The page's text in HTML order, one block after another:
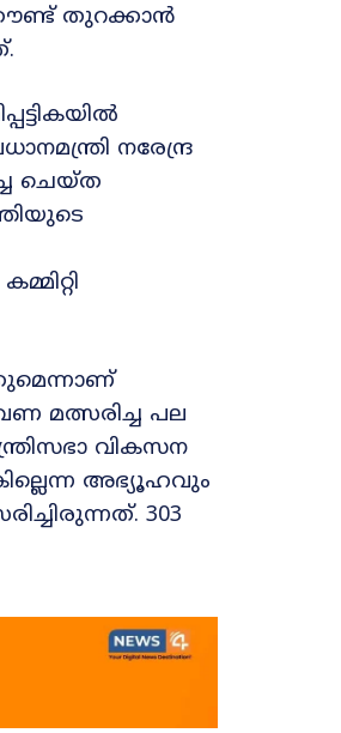
തുറക്കാൻ
നരേന്ദ്ര
ചെയ്ത
മത്സരിച്ച പല
വികസന
അഭ്യൂഹവും
303